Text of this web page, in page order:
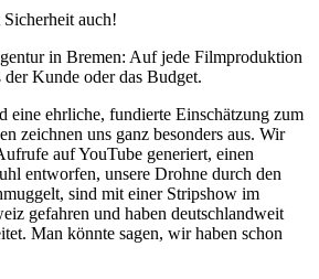
auch!
in Bremen: Auf jede Filmproduktion
Kunde oder das Budget.
eine ehrliche, fundierte Einschätzung zum
zeichnen uns ganz besonders aus. Wir
auf YouTube generiert, einen
entworfen, unsere Drohne durch den
sind mit einer Stripshow im
gefahren und haben deutschlandweit
Man könnte sagen, wir haben schon